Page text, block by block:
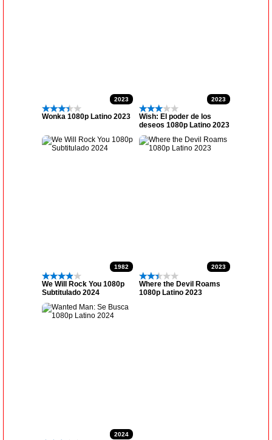
2023
Wonka 1080p Latino 2023
2023
Wish: El poder de los
deseos 1080p Latino 2023
1982
We Will Rock You 1080p
Subtitulado 2024
2023
Where the Devil Roams
1080p Latino 2023
2024